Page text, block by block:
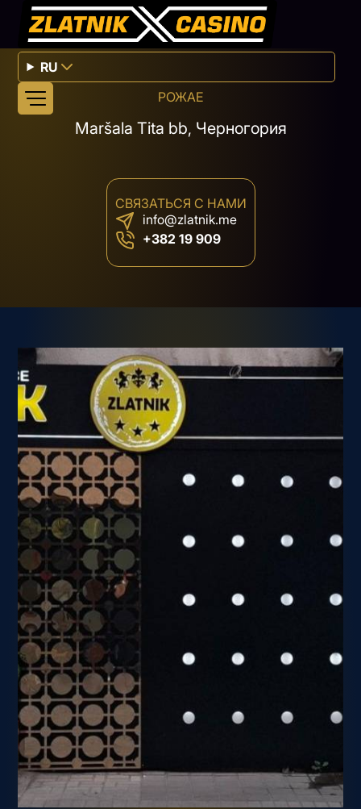
RU
РОЖАЕ
Maršala Tita bb, Черногория
СВЯЗАТЬСЯ С НАМИ
info@zlatnik.me
+382 19 909